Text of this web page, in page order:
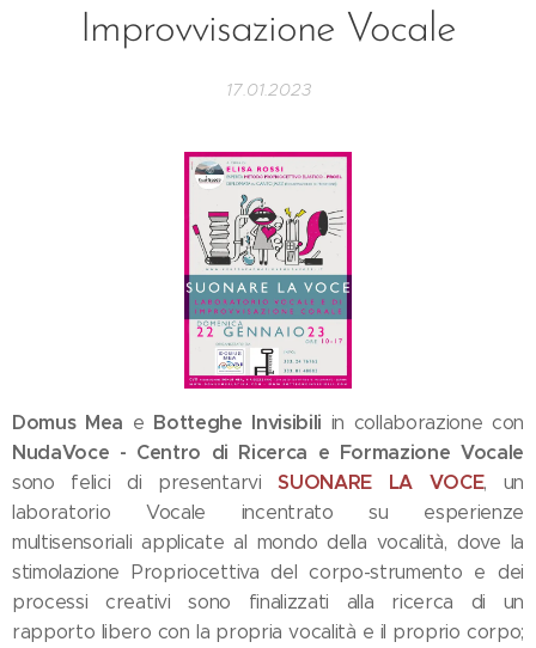
Improvvisazione Vocale
17.01.2023
Domus Mea e Botteghe Invisibili in collaborazione con
NudaVoce - Centro di Ricerca e Formazione Vocale
sono felici di presentarviSUONARE LA VOCE, un
laboratorio Vocale incentrato su esperienze
multisensoriali applicate al mondo della vocalità, dove la
stimolazione Propriocettiva del corpo-strumento e dei
processi creativi sono finalizzati alla ricerca di un
rapporto libero con la propria vocalità e il proprio corpo;